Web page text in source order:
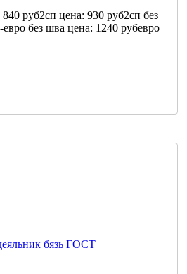
840 руб2сп цена: 930 руб2сп без
без шва цена: 1240 рубевро